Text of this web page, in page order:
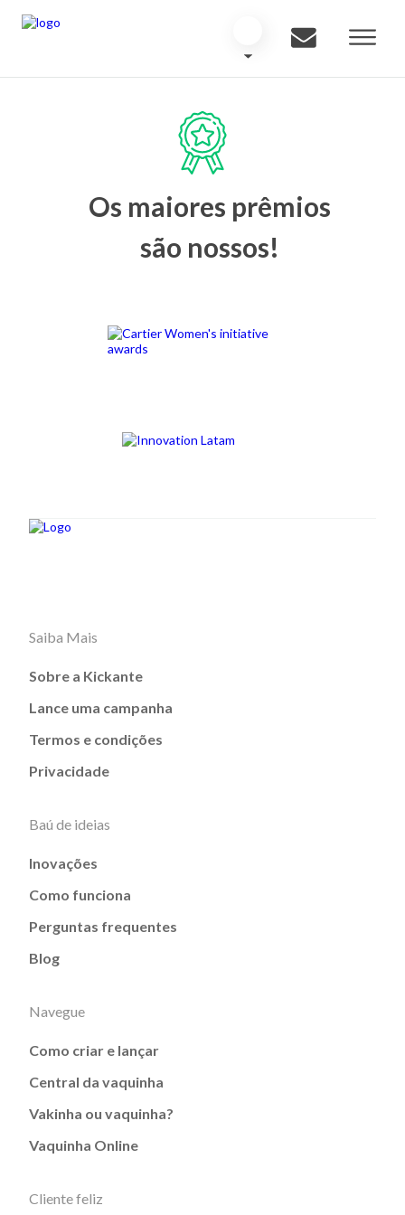
Os maiores prêmios
são nossos!
Saiba Mais
Sobre a Kickante
Lance uma campanha
Termos e condições
Privacidade
Baú de ideias
Inovações
Como funciona
Perguntas frequentes
Blog
Navegue
Como criar e lançar
Central da vaquinha
Vakinha ou vaquinha?
Vaquinha Online
Cliente feliz